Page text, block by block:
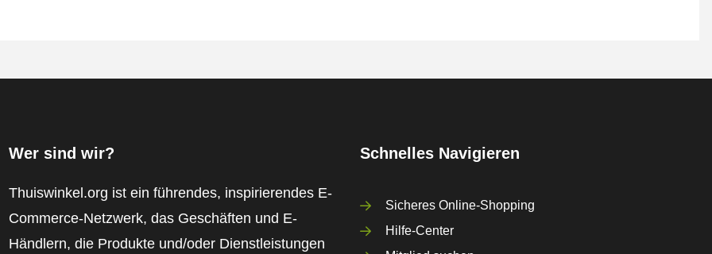
Wer sind wir?
Thuiswinkel.org ist ein führendes, inspirierendes E-
Commerce-Netzwerk, das Geschäften und E-
Händlern, die Produkte und/oder Dienstleistungen
Schnelles Navigieren
Sicheres Online-Shopping
Hilfe-Center